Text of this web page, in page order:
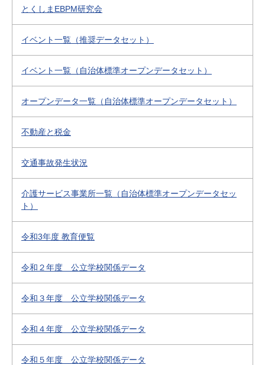
とくしまEBPM研究会
イベント一覧（推奨データセット）
イベント一覧（自治体標準オープンデータセット）
オープンデータ一覧（自治体標準オープンデータセット）
不動産と税金
交通事故発生状況
介護サービス事業所一覧（自治体標準オープンデータセッ
ト）
令和3年度 教育便覧
令和２年度 公立学校関係データ
令和３年度 公立学校関係データ
令和４年度 公立学校関係データ
令和５年度 公立学校関係データ